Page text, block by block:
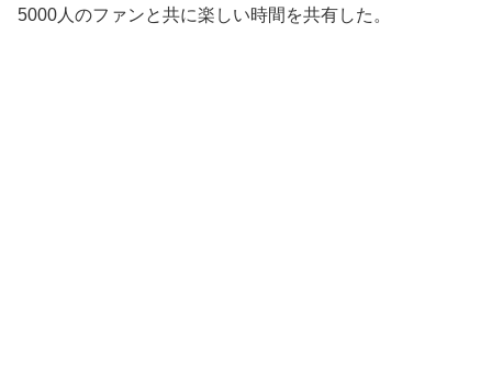
5000人のファンと共に楽しい時間を共有した。